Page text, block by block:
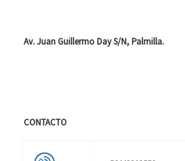
Av. Juan Guillermo Day S/N, Palmilla.
CONTACTO